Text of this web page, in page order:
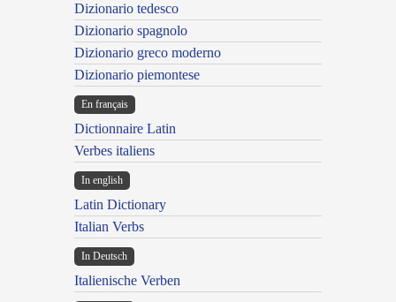
Dizionario tedesco
Dizionario spagnolo
Dizionario greco moderno
Dizionario piemontese
En français
Dictionnaire Latin
Verbes italiens
In english
Latin Dictionary
Italian Verbs
In Deutsch
Italienische Verben